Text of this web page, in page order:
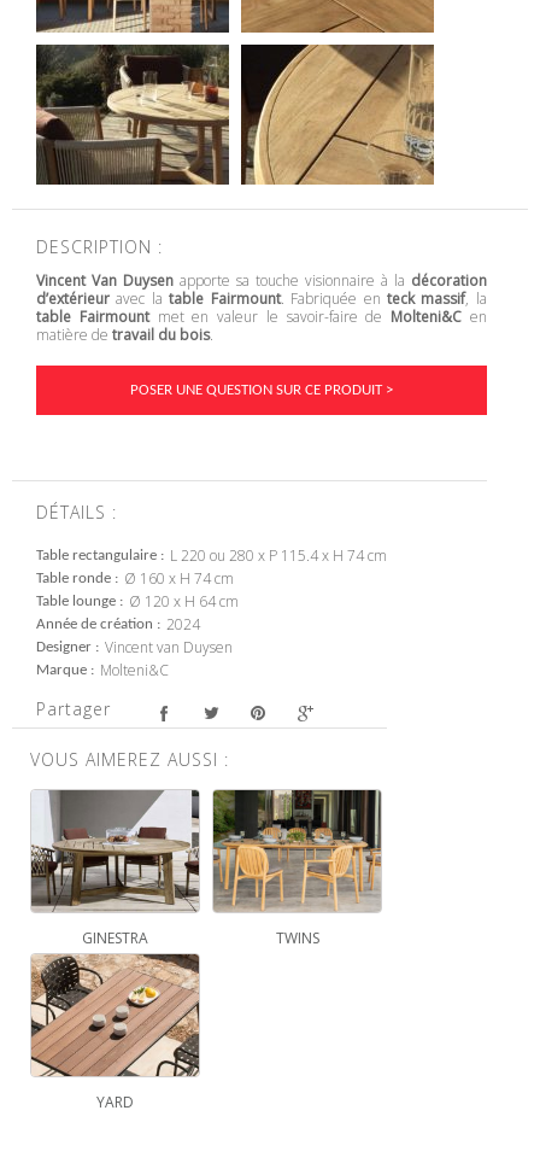
DESCRIPTION :
Vincent Van Duysenapporte sa touche visionnaire à la décoration
d’extérieur avec latable Fairmount. Fabriquée en teck massif, la
table Fairmountmet en valeur le savoir-faire de Molteni&C en
matière de travail du bois.
POSER UNE QUESTION SUR CE PRODUIT >
DÉTAILS :
Table rectangulaire L 220 ou 280 x P 115.4 x H 74 cm
Table ronde Ø 160 x H 74 cm
Table lounge Ø 120 x H 64 cm
Année de création 2024
Designer Vincent van Duysen
Marque Molteni&C
Partager
VOUS AIMEREZ AUSSI :
GINESTRA TWINS
YARD